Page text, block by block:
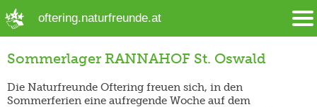
oftering.naturfreunde.at
Sommerlager RANNAHOF St. Oswald
Die Naturfreunde Oftering freuen sich, in den
Sommerferien eine aufregende Woche auf dem